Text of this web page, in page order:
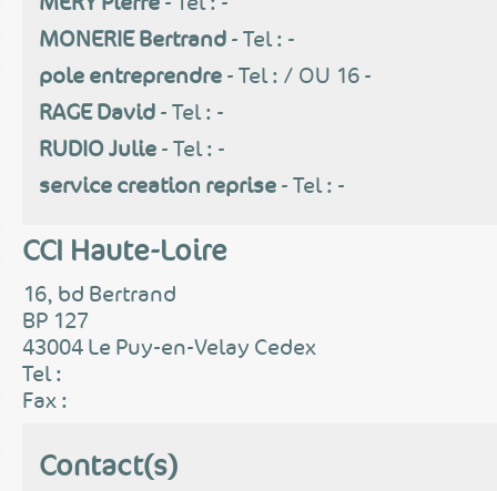
MONERIE Bertrand- Tel : -
pole entreprendre- Tel : / OU 16 -
RAGE David- Tel : -
RUDIO Julie- Tel : -
service creation reprise- Tel : -
CCI Haute-Loire
16, bd Bertrand
BP 127
43004 Le Puy-en-Velay Cedex
Tel :
Fax :
Contact(s)